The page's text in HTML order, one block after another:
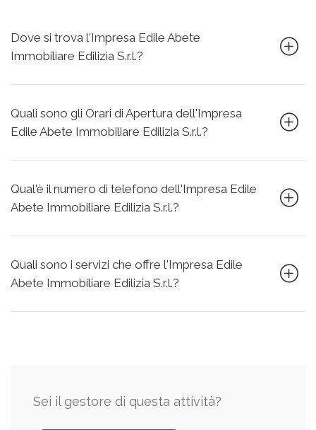
Dove si trova l'Impresa Edile Abete
Immobiliare Edilizia S.r.l.?
Quali sono gli Orari di Apertura dell'Impresa
Edile Abete Immobiliare Edilizia S.r.l.?
Qual'è il numero di telefono dell'Impresa Edile
Abete Immobiliare Edilizia S.r.l.?
Quali sono i servizi che offre l'Impresa Edile
Abete Immobiliare Edilizia S.r.l.?
Sei il gestore di questa attività?